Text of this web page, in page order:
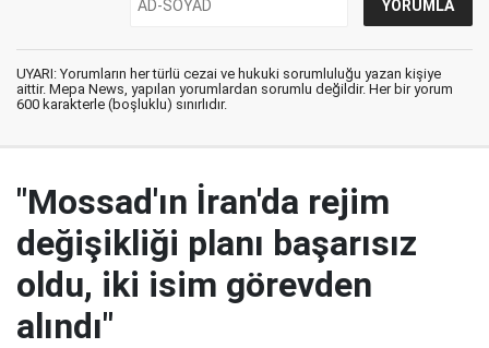
UYARI: Yorumların her türlü cezai ve hukuki sorumluluğu yazan kişiye
aittir. Mepa News, yapılan yorumlardan sorumlu değildir. Her bir yorum
600 karakterle (boşluklu) sınırlıdır.
"Mossad'ın İran'da rejim
değişikliği planı başarısız
oldu, iki isim görevden
alındı"